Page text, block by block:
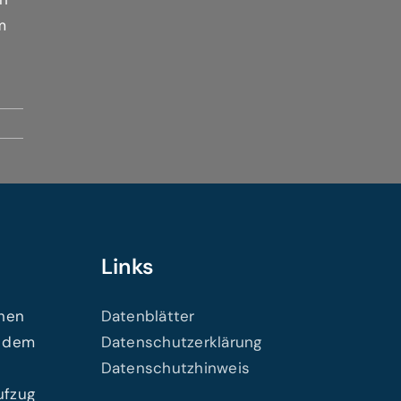
Links
Datenblätter
Datenschutzerklärung
Datenschutzhinweis